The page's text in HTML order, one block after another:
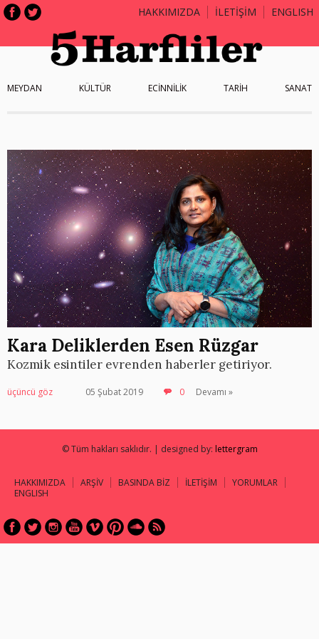
HAKKIMIZDA İLETİŞİM ENGLISH
MEYDAN KÜLTÜR ECİNNİLİK TARİH SANAT
Kara Deliklerden Esen Rüzgar
Kozmik esintiler evrenden haberler getiriyor.
üçüncü göz 05 Şubat 2019 0 Devamı »
© Tüm hakları saklıdır. | designed by: lettergram
HAKKIMIZDA ARŞİV BASINDA BİZ İLETİŞİM
YORUMLAR
ENGLISH